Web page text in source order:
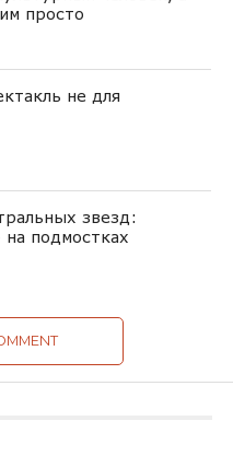
просто
не для
звезд:
подмостках